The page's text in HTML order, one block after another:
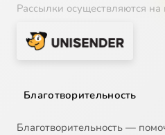
Рассылки осуществляются
Благотворительность
Благотворительность —